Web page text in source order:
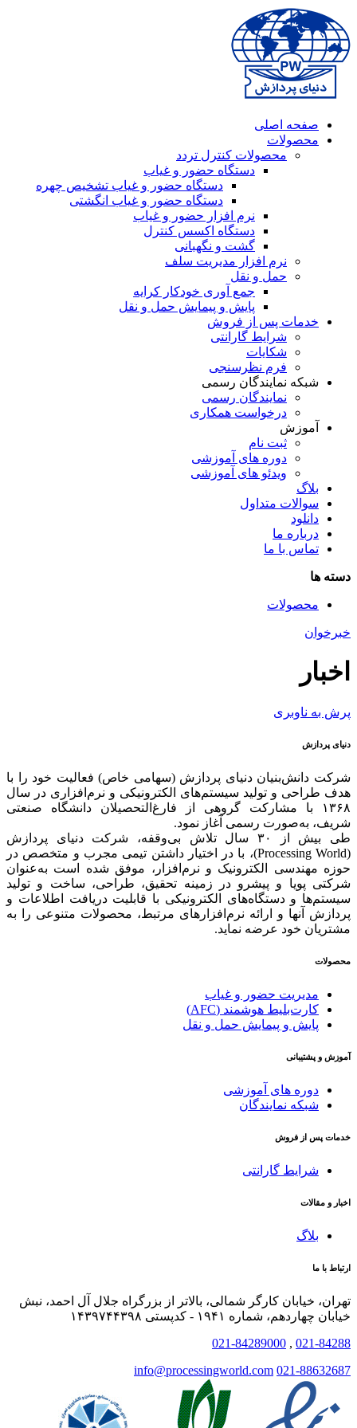
صفحه اصلی
محصولات
محصولات کنترل تردد
دستگاه حضور و غیاب
دستگاه حضور و غیاب تشخیص چهره
دستگاه حضور و غیاب انگشتی
نرم افزار حضور و غیاب
دستگاه اکسس کنترل
گشت و نگهبانی
نرم افزار مدیریت سلف
حمل و نقل
جمع آوری خودکار کرایه
پایش و پیمایش حمل و نقل
خدمات پس از فروش
شرایط گارانتی
شکایات
فرم نظرسنجی
شبکه نمایندگان رسمی
نمایندگان رسمی
درخواست همکاری
آموزش
ثبت نام
دوره های آموزشی
ویدئو های آموزشی
بلاگ
سوالات متداول
دانلود
درباره ما
تماس با ما
دسته ها
محصولات
خبرخوان
اخبار
پرش به ناوبری
دنیای پردازش
شرکت دانش‌بنیان دنیای پردازش (سهامی خاص) فعالیت خود را با
هدف طراحی و تولید سیستم‌های الکترونیکی و نرم‌افزاری در سال
۱۳۶۸ با مشارکت گروهی از فارغ‌التحصیلان دانشگاه صنعتی
شریف، به‌صورت رسمی آغاز نمود.
طی بیش از ۳۰ سال تلاش بی‌وقفه، شرکت دنیای پردازش
(Processing World)، با در اختیار داشتن تیمی مجرب و متخصص در
حوزه مهندسی الکترونیک و نرم‌افزار، موفق شده است به‌عنوان
شرکتی پویا و پیشرو در زمینه‌ تحقیق، طراحی، ساخت و تولید
سیستم‌ها و دستگاه‌های الکترونیکی با قابلیت دریافت اطلاعات و
پردازش آنها و ارائه‌ نرم‌افزارهای مرتبط، محصولات متنوعی را به
مشتریان خود عرضه نماید.
محصولات
مدیریت حضور و غیاب
کارت‌بلیط هوشمند (AFC)
پایش و پیمایش حمل و نقل
آموزش و پشتیبانی
دوره های آموزشی
شبکه نمایندگان
خدمات پس از فروش
شرایط گارانتی
اخبار و مقالات
بلاگ
ارتباط با ما
تهران، خیابان کارگر شمالی، بالاتر از بزرگراه جلال آل احمد، نبش
خیابان چهاردهم، شماره ۱۹۴۱ - کدپستی ۱۴۳۹۷۴۴۳۹۸
021-84288
,
021-84289000
021-88632687
info@processingworld.com